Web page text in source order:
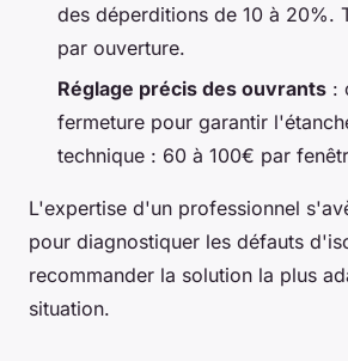
des déperditions de 10 à 20%.
par ouverture.
Réglage précis des ouvrants :
fermeture pour garantir
technique : 60 à 100€ par
L'expertise d'un professionnel
pour diagnostiquer les défauts
recommander la solution la plus
situation.